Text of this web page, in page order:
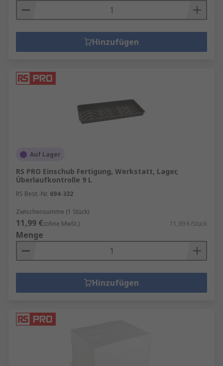
Hinzufügen
Auf Lager
RS PRO Einschub Fertigung, Werkstatt, Lager,
Überlaufkontrolle 9 L
RS Best.-Nr. 694-332
Zwischensumme (1 Stück)
11,99 €(ohne MwSt.) 11,99 €/Stück
Menge
Hinzufügen